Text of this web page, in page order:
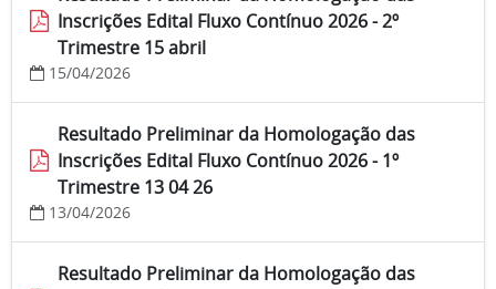
Inscrições Edital Fluxo Contínuo 2026 - 2º
Trimestre 15 abril
15/04/2026
Resultado Preliminar da Homologação das
Inscrições Edital Fluxo Contínuo 2026 - 1º
Trimestre 13 04 26
13/04/2026
Resultado Preliminar da Homologação das